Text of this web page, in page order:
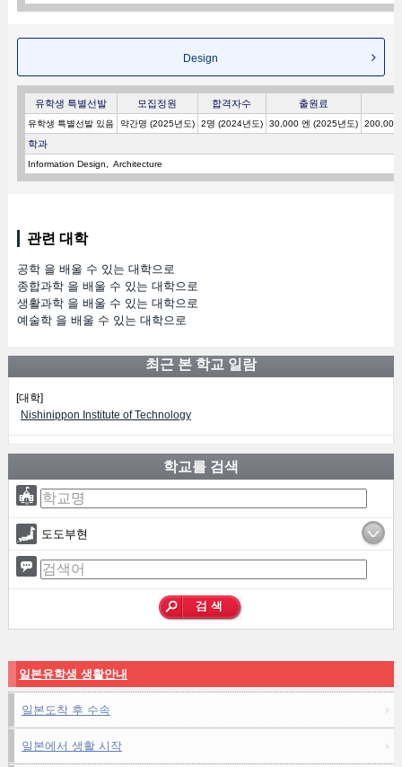
Design
유학생 특별선발 모집정원 합격자수 출원료
유학생 특별선발 있음 약간명 (2025년도) 2명 (2024년도) 30,000 엔 (2025년도) 200,000
학과
Information Design Architecture
관련 대학
공학 을 배울 수 있는 대학으로
종합과학 을 배울 수 있는 대학으로
생활과학 을 배울 수 있는 대학으로
예술학 을 배울 수 있는 대학으로
최근 본 학교 일람
[대학]
Nishinippon Institute of Technology
학교를 검색
도도부현
일본유학생 생활안내
일본도착 후 수속
일본에서 생활 시작